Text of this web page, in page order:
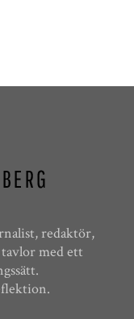
redaktör,
med ett